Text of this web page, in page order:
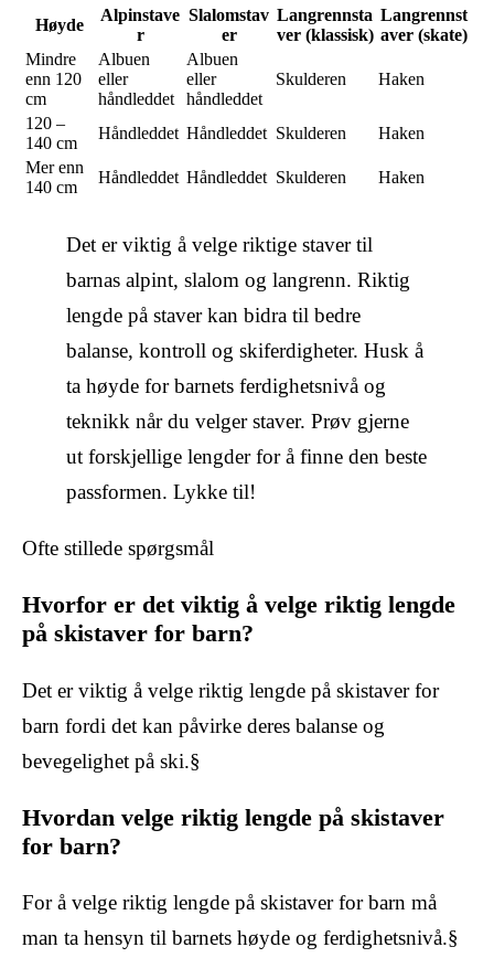
Høyde
Alpinstave
r
Slalomstav
er
Langrennsta
ver (klassisk)
Langrennst
aver (skate)
Mindre
enn 120
cm
Albuen
eller
håndleddet
Albuen
eller
håndleddet
Skulderen Haken
120 –
140 cm
Håndleddet Håndleddet Skulderen
Haken
Mer enn
140 cm
Håndleddet Håndleddet Skulderen Haken
Det er viktig å velge riktige staver til
barnas alpint, slalom og langrenn. Riktig
lengde på staver kan bidra til bedre
balanse, kontroll og skiferdigheter. Husk å
ta høyde for barnets ferdighetsnivå og
teknikk når du velger staver. Prøv gjerne
ut forskjellige lengder for å finne den beste
passformen. Lykke til!
Ofte stillede spørgsmål
Hvorfor er det viktig å velge riktig lengde
på skistaver for barn?
Det er viktig å velge riktig lengde på skistaver for
barn fordi det kan påvirke deres balanse og
bevegelighet på ski.§
Hvordan velge riktig lengde på skistaver
for barn?
For å velge riktig lengde på skistaver for barn må
man ta hensyn til barnets høyde og ferdighetsnivå.§